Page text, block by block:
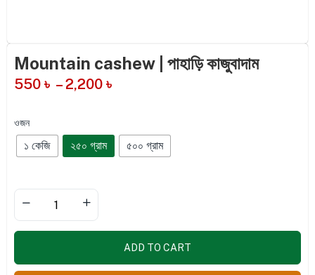
Mountain cashew | পাহাড়ি কাজুবাদাম
550 ৳ – 2,200 ৳
ওজন
১ কেজি ২৫০ গ্রাম ৫০০ গ্রাম
ADD TO CART